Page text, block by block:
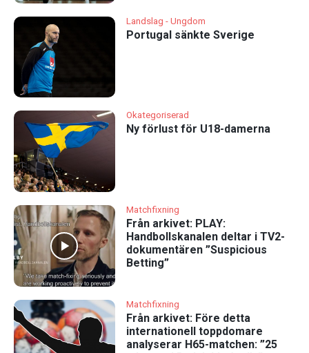
Landslag - Ungdom
Portugal sänkte Sverige
Okategoriserad
Ny förlust för U18-damerna
Matchfixning
Från arkivet: PLAY:
Handbollskanalen deltar i TV2-
dokumentären ”Suspicious
Betting”
Matchfixning
Från arkivet: Före detta
internationell toppdomare
analyserar H65-matchen: ”25